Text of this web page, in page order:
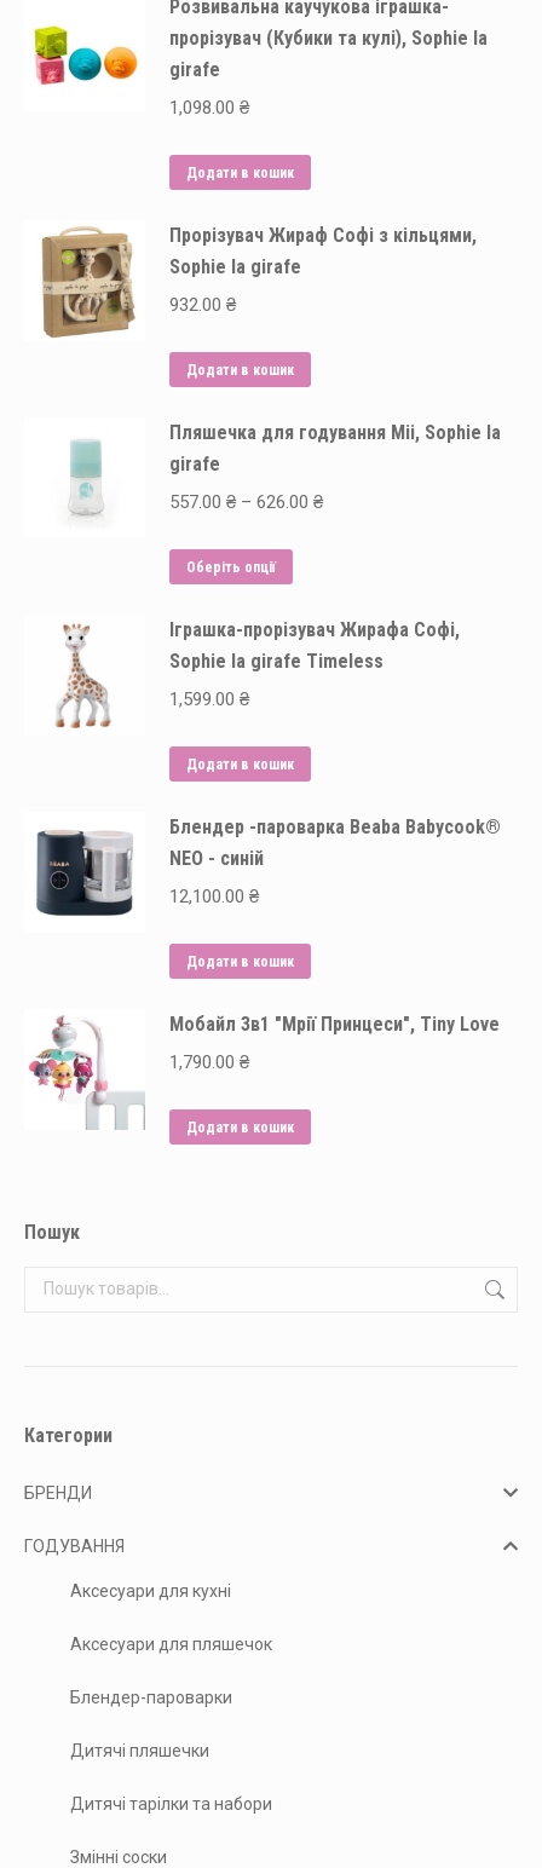
Розвивальна каучукова іграшка-
прорізувач (Кубики та кулі), Sophie la
girafe
1,098.00 ₴
Додати в кошик
Прорізувач Жираф Софі з кільцями,
Sophie la girafe
932.00 ₴
Додати в кошик
Пляшечка для годування Mii, Sophie la
girafe
557.00 ₴ – 626.00 ₴Price
626.00 ₴
Оберіть опції
має
кілька
можна
на
Іграшка-прорізувач Жирафа Софі,
Sophie la girafe Timeless
1,599.00 ₴
Додати в кошик
Блендер -пароварка Beaba Babycook®
NEO - синій
12,100.00 ₴
Додати в кошик
Мобайл 3в1 "Мрії Принцеси", Tiny Love
1,790.00 ₴
Додати в кошик
Пошук
Категории
БРЕНДИ
ГОДУВАННЯ
Аксесуари для кухні
Аксесуари для пляшечок
Блендер-пароварки
Дитячі пляшечки
Дитячі тарілки та набори
Змінні соски